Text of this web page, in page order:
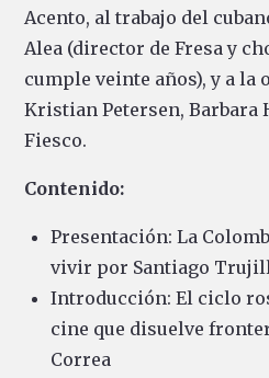
Acento, al trabajo del
Alea (director de Fresa y
cumple veinte años), y a la
Kristian Petersen, Barbara
Fiesco.
Contenido:
Presentación: La
vivir por Santiago
Introducción: El ciclo
cine que disuelve
Correa